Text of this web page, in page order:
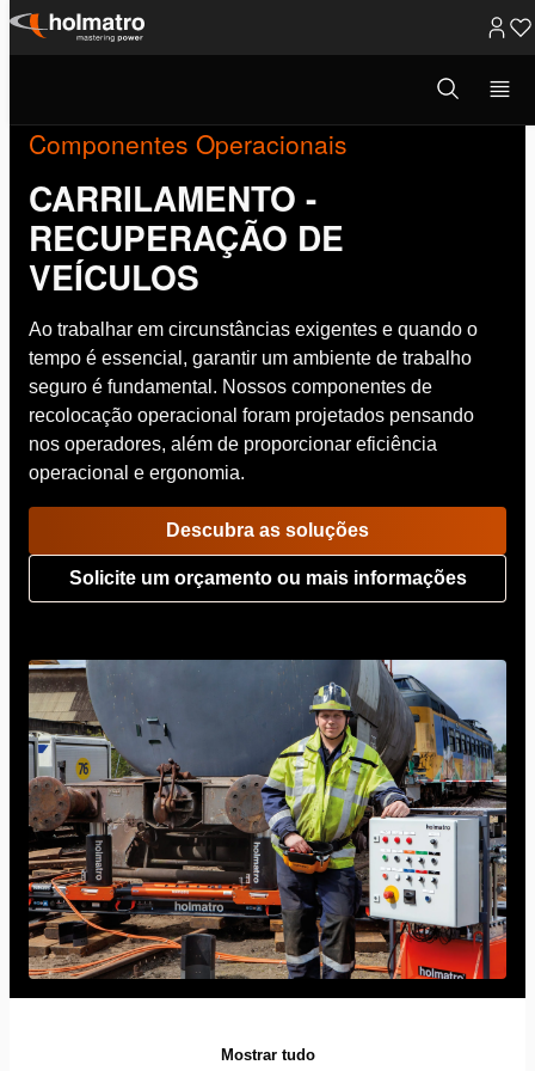
Ir
conteúdo
Abrir
modal
pesquisa
Componentes Operacionais
CARRILAMENTO -
RECUPERAÇÃO DE
VEÍCULOS
Ao trabalhar em circunstâncias exigentes e quando o
tempo é essencial, garantir um ambiente de trabalho
seguro é fundamental. Nossos componentes de
recolocação operacional foram projetados pensando
nos operadores, além de proporcionar eficiência
operacional e ergonomia.
Descubra as soluções
Solicite um orçamento ou mais informações
Mostrar tudo